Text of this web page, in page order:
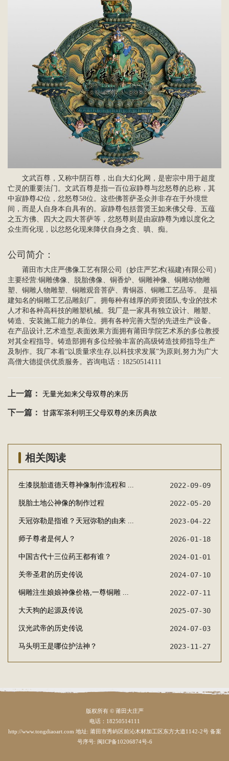
文武百尊，又称中阴百尊，出自大幻化网，是密宗中用于超度
亡灵的重要法门。‌文武百尊‌是指一百位寂静尊与忿怒尊的总称，其
中寂静尊42位，忿怒尊58位。这些佛菩萨圣众并非存在于外境世
间，而是人自身本自具有的。寂静尊包括普贤王如来佛父母、五蕴
之五方佛、四大之四大菩萨等，忿怒尊则是由寂静尊为难以度化之
众生而化现，以忿怒化现来降伏自身之贪、嗔、痴‌。
公司简介：
莆田市大庄严佛像工艺有限公司（妙庄严艺术(福建)有限公司）
主要经营:铜雕佛像、脱胎佛像、铜香炉、铜雕神像、铜雕动物雕
塑、铜雕人物雕塑、 铜雕观音菩萨、青铜器、 铜雕工艺品等。 是福
建知名的铜雕工艺品雕刻厂。拥每种有雄厚的师资团队,专业的技术
人才和各种高科技的雕塑机械。我厂是一家具有独立设计、雕塑、
铸造、安装施工能力的单位。拥有各种完善大型的先进生产设备。
在产品设计,艺术造型,表面效果方面拥有莆田学院艺术系的多位教授
对其全程指导。铸造部拥有多位经验丰富的高级铸造技师指导生产
及制作。我厂本着“以质量求生存,以科技求发展”为原则,努力为广大
高僧大德提供优质服务。咨询电话：18250514111
上一篇： 无量光如来父母双尊的来历
下一篇： 甘露军茶利明王父母双尊的来历典故
相关阅读
生漆脱胎道德天尊神像制作流程和 ... 2022-09-09
脱胎土地公神像的制作过程 2022-05-20
天冠弥勒是指谁？天冠弥勒的由来 ... 2023-04-22
师子尊者是何人？ 2026-01-18
中国古代十三位药王都有谁？ 2024-01-01
关帝圣君的历史传说 2024-07-10
铜雕注生娘娘神像价格,一尊铜雕 ... 2022-07-11
大天狗的起源及传说 2025-07-30
汉光武帝的历史传说 2024-07-03
马头明王是哪位护法神？ 2023-11-27
版权所有 © 莆田大庄严
电话：18250514111
http://www.tongdiaoart.com 地址: 莆田市秀屿区前沁木材加工区东方大道1142-2号 备案
号序号: 闽ICP备10206874号-6